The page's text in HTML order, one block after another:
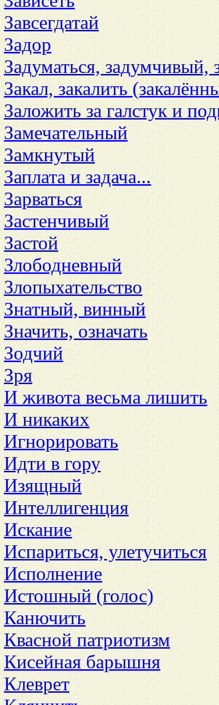
Завсегдатай
Задор
Задуматься, задумчивый,
Закал, закалить
Заложить за галстук и
Замечательный
Замкнутый
Заплата и задача...
Зарваться
Застенчивый
Застой
Злободневный
Злопыхательство
Знатный, винный
Значить, означать
Зодчий
Зря
И живота весьма лишить
И никаких
Игнорировать
Идти в гору
Изящный
Интеллигенция
Искание
Испариться, улетучиться
Исполнение
Истошный (голос)
Канючить
Квасной патриотизм
Кисейная барышня
Клеврет